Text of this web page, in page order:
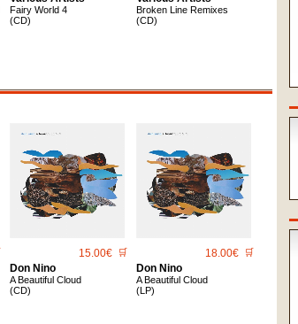
Fairy World 4
(CD)
Broken Line Remixes
(CD)
15.00€ 🛒
Don Nino
A Beautiful Cloud
(CD)
18.00€ 🛒
Don Nino
A Beautiful Cloud
(LP)